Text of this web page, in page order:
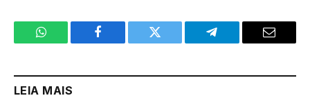
WhatsApp Facebook Twitter Telegram Email
LEIA MAIS